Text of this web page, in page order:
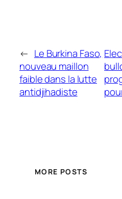
← Le Burkina Faso,
nouveau maillon
faible dans la lutte
antidjihadiste
MORE POSTS